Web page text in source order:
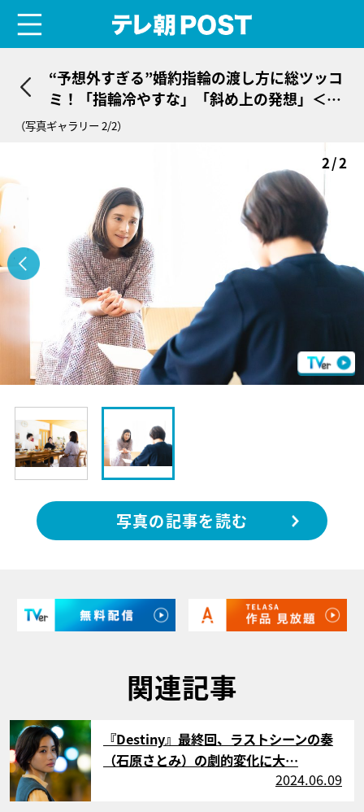
“予想外すぎる”婚約指輪の渡し方に総ツッコ
ミ！「指輪冷やすな」「斜め上の発想」＜D
estiny＞
（写真ギャラリー 2/2）
2/2
写真の記事を読む
関連記事
サムネイル
『Destiny』最終回、ラストシーンの奏
（石原さとみ）の劇的変化に大…
2024.06.09